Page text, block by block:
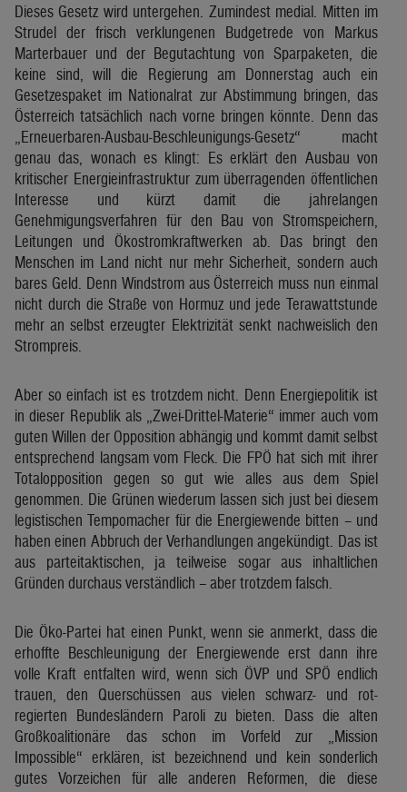
Dieses Gesetz wird untergehen. Zumindest medial. Mitten im
Strudel der frisch verklungenen Budgetrede von Markus
Marterbauer und der Begutachtung von Sparpaketen, die
keine sind, will die Regierung am Donnerstag auch ein
Gesetzespaket im Nationalrat zur Abstimmung bringen, das
Österreich tatsächlich nach vorne bringen könnte. Denn das
„Erneuerbaren-Ausbau-Beschleunigungs-Gesetz“ macht
genau das, wonach es klingt: Es erklärt den Ausbau von
kritischer Energieinfrastruktur zum überragenden öffentlichen
Interesse und kürzt damit die jahrelangen
Genehmigungsverfahren für den Bau von Stromspeichern,
Leitungen und Ökostromkraftwerken ab. Das bringt den
Menschen im Land nicht nur mehr Sicherheit, sondern auch
bares Geld. Denn Windstrom aus Österreich muss nun einmal
nicht durch die Straße von Hormuz und jede Terawattstunde
mehr an selbst erzeugter Elektrizität senkt nachweislich den
Strompreis.
Aber so einfach ist es trotzdem nicht. Denn Energiepolitik ist
in dieser Republik als „Zwei-Drittel-Materie“ immer auch vom
guten Willen der Opposition abhängig und kommt damit selbst
entsprechend langsam vom Fleck. Die FPÖ hat sich mit ihrer
Totalopposition gegen so gut wie alles aus dem Spiel
genommen. Die Grünen wiederum lassen sich just bei diesem
legistischen Tempomacher für die Energiewende bitten – und
haben einen Abbruch der Verhandlungen angekündigt. Das ist
aus parteitaktischen, ja teilweise sogar aus inhaltlichen
Gründen durchaus verständlich – aber trotzdem falsch.
Die Öko-Partei hat einen Punkt, wenn sie anmerkt, dass die
erhoffte Beschleunigung der Energiewende erst dann ihre
volle Kraft entfalten wird, wenn sich ÖVP und SPÖ endlich
trauen, den Querschüssen aus vielen schwarz- und rot-
regierten Bundesländern Paroli zu bieten. Dass die alten
Großkoalitionäre das schon im Vorfeld zur „Mission
Impossible“ erklären, ist bezeichnend und kein sonderlich
gutes Vorzeichen für alle anderen Reformen, die diese